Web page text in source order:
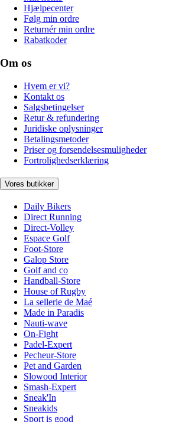
Hjælpecenter
Følg min ordre
Returnér min ordre
Rabatkoder
Om os
Hvem er vi?
Kontakt os
Salgsbetingelser
Retur & refundering
Juridiske oplysninger
Betalingsmetoder
Priser og forsendelsesmuligheder
Fortrolighedserklæring
Vores butikker
Daily Bikers
Direct Running
Direct-Volley
Espace Golf
Foot-Store
Galop Store
Golf and co
Handball-Store
House of Rugby
La sellerie de Maé
Made in Paradis
Nauti-wave
On-Fight
Padel-Expert
Pecheur-Store
Pet and Garden
Slowood Interior
Smash-Expert
Sneak'In
Sneakids
Sport is good